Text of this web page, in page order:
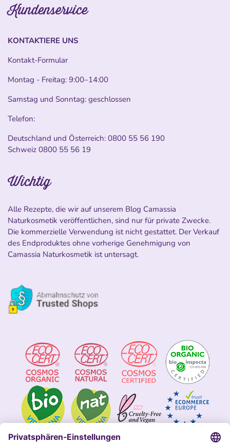
Kundenservice
KONTAKTIERE UNS
Kontakt-Formular
Montag - Freitag: 9:00–14:00
Samstag und Sonntag: geschlossen
Telefon:
Deutschland und Österreich: 0800 55 56 190
Schweiz 0800 55 56 19
Wichtig
Alle Rezepte, die wir auf unserem Blog Camassia
Naturkosmetik veröffentlichen, sind nur für private Zwecke.
Die kommerzielle Verwendung ist nicht gestattet. Der Verkauf
des Endproduktes ohne vorherige Genehmigung von
Camassia Naturkosmetik ist untersagt.